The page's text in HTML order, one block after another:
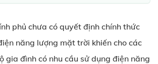
phủ chưa có quyết định chính thức
năng lượng mặt trời khiến cho các
gia đình có nhu cầu sử dụng điện năng